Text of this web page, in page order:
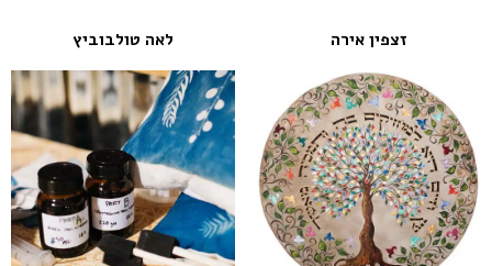
זצפין אירה לאה טולבוביץ